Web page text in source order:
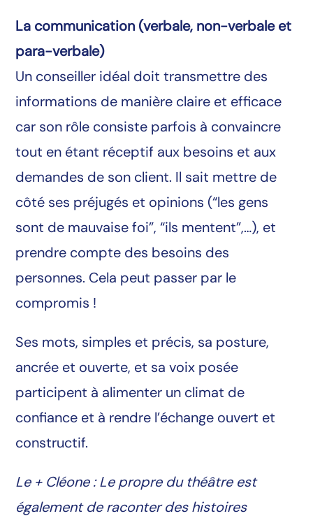
La communication (verbale, non-verbale et
para-verbale)
Un conseiller idéal doit transmettre des
informations de manière claire et efficace
car son rôle consiste parfois à convaincre
tout en étant réceptif aux besoins et aux
demandes de son client. Il sait mettre de
côté ses préjugés et opinions (“les gens
sont de mauvaise foi”, “ils mentent”,…), et
prendre compte des besoins des
personnes. Cela peut passer par le
compromis !
Ses mots, simples et précis, sa posture,
ancrée et ouverte, et sa voix posée
participent à alimenter un climat de
confiance et à rendre l’échange ouvert et
constructif.
Le + Cléone : Le propre du théâtre est
également de raconter des histoires